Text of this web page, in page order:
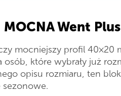
MOCNA Went
mocniejszy profil
osób, które wybrały już
opisu rozmiaru, ten
sezonowe.